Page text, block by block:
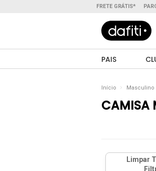
FRETE GRÁTIS*
PAIS
Início Masculino
CAMISA